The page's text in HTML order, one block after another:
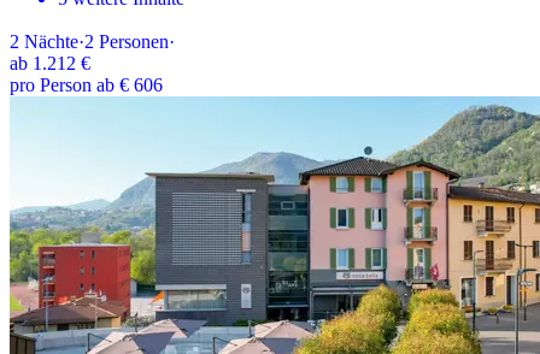
2 Nächte·2 Personen·
ab 1.212 €
pro Person ab € 606